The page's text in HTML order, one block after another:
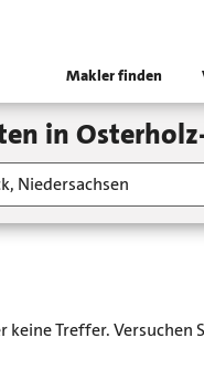
Makler finden
in
keine Treffer.